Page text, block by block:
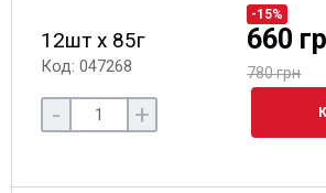
12шт х 85г
Код: 047268
-15%
660
780 грн
- +